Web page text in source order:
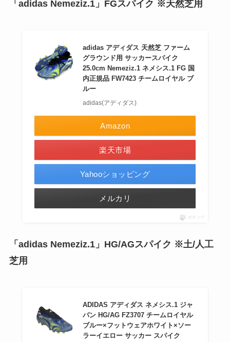
「adidas Nemeziz.1」FGスパイク ※天然芝用
adidas アディダス 天然芝 ファーム
グラウンド用 サッカースパイク
25.0cm Nemeziz.1 ネメシス.1 FG 国
内正規品 FW7423 チームロイヤル ブ
ルー
adidas(アディダス)
Amazon
楽天市場
Yahooショッピング
メルカリ
ポチップ
「adidas Nemeziz.1」HG/AGスパイク ※土/人工
芝用
ADIDAS アディダス ネメシス.1 ジャ
パン HG/AG FZ3707 チームロイヤル
ブルー×フットウェアホワイト×ソー
ラーイエロー サッカー スパイク